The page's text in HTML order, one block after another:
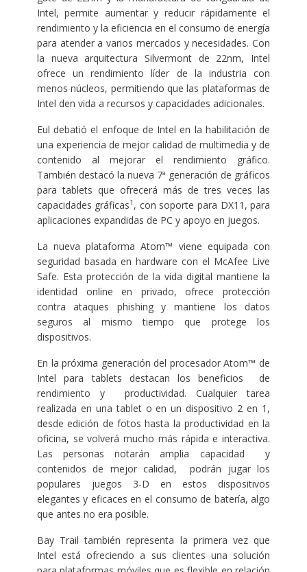
Intel, permite aumentar y reducir rápidamente el
rendimiento y la eficiencia en el consumo de energía
para atender a varios mercados y necesidades. Con
la nueva arquitectura Silvermont de 22nm, Intel
ofrece un rendimiento líder de la industria con
menos núcleos, permitiendo que las plataformas de
Intel den vida a recursos y capacidades adicionales.
Eul debatió el enfoque de Intel en la habilitación de
una experiencia de mejor calidad de multimedia y de
contenido al mejorar el rendimiento gráfico.
También destacó la nueva 7ª generación de gráficos
para tablets que ofrecerá más de tres veces las
capacidades gráficas1 , con soporte para DX11, para
aplicaciones expandidas de PC y apoyo en juegos.
La nueva plataforma Atom™ viene equipada con
seguridad basada en hardware con el McAfee Live
Safe. Esta protección de la vida digital mantiene la
identidad online en privado, ofrece protección
contra ataques phishing y mantiene los datos
seguros al mismo tiempo que protege los
dispositivos.
En la próxima generación del procesador Atom™ de
Intel para tablets destacan los beneficios de
rendimiento y productividad. Cualquier tarea
realizada en una tablet o en un dispositivo 2 en 1,
desde edición de fotos hasta la productividad en la
oficina, se volverá mucho más rápida e interactiva.
Las personas notarán amplia capacidad y
contenidos de mejor calidad, podrán jugar los
populares juegos 3-D en estos dispositivos
elegantes y eficaces en el consumo de batería, algo
que antes no era posible.
Bay Trail también representa la primera vez que
Intel está ofreciendo a sus clientes una solución